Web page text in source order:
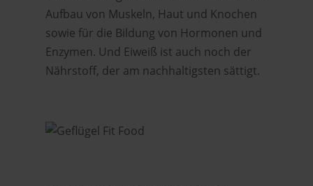
Aufbau von Muskeln, Haut und Knochen
sowie für die Bildung von Hormonen und
Enzymen. Und Eiweiß ist auch noch der
Nährstoff, der am nachhaltigsten sättigt.